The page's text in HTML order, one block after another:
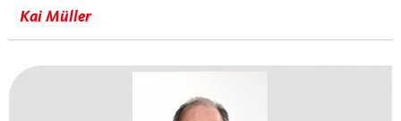
Kai Müller